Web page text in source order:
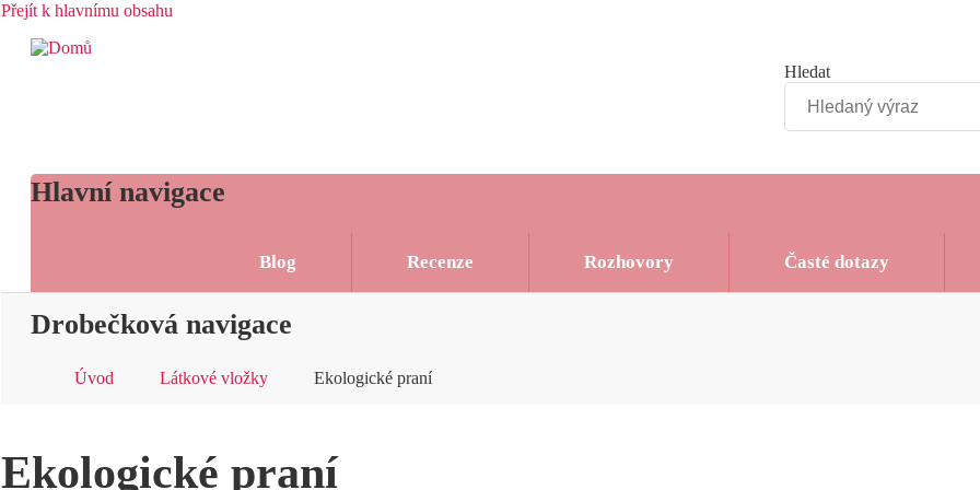
Přejít k hlavnímu obsahu
Hledat
Hlavní navigace
Blog Recenze Rozhovory Časté dotazy
Drobečková navigace
Úvod Látkové vložky Ekologické praní
Ekologické praní